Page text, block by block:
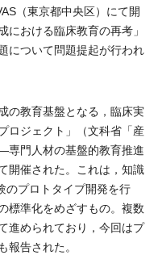
（東京都中央区）にて開
おける臨床教育の再考」
について問題提起が行われ
の教育基盤となる，臨床実
ロジェクト」（文科省「産
門人材の基盤的教育推進
開催された。これは，知識
のプロトタイプ開発を行
標準化をめざすもの。複数
進められており，今回はプ
報告された。